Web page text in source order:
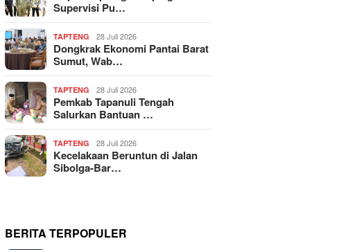
Supervisi Pu…
TAPTENG 28 Juli 2026
Dongkrak Ekonomi Pantai Barat
Sumut, Wab…
TAPTENG 28 Juli 2026
Pemkab Tapanuli Tengah
Salurkan Bantuan …
TAPTENG 28 Juli 2026
Kecelakaan Beruntun di Jalan
Sibolga-Bar…
BERITA TERPOPULER